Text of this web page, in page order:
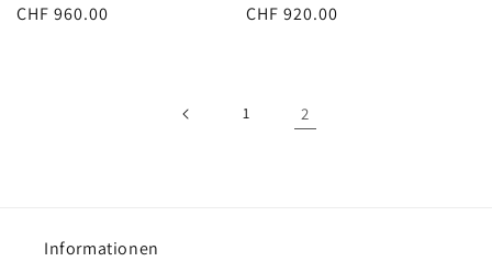
Normaler
CHF 960.00
Normaler
CHF 920.00
1 2
Informationen